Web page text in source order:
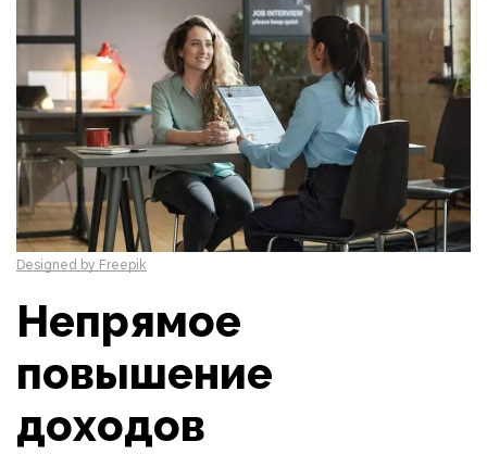
Designed by Freepik
Непрямое
повышение
доходов